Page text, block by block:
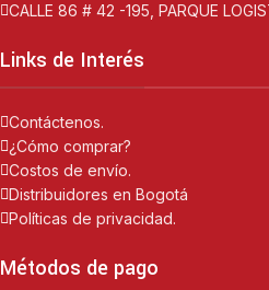
CALLE 86 # 42 -195, PARQUE
Links de Interés
Contáctenos.
¿Cómo comprar?
Costos de envío.
Distribuidores en Bogotá
Políticas de privacidad.
Métodos de pago